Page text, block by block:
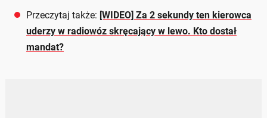
Przeczytaj także: [WIDEO] Za 2 sekundy ten kierowca
uderzy w radiowóz skręcający w lewo. Kto dostał
mandat?